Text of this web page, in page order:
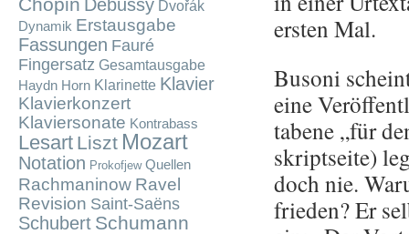
ers­ten Mal.
Bu­so­ni
eine
ta­be­ne „für
skript­sei­te)
doch nie.
frie­den? Er
Debussy Dvořák
Dynamik Erstausgabe
Fassungen Fauré
Fingersatz Gesamtausgabe
Haydn Horn Klarinette Klavier
Klavierkonzert
Klaviersonate Kontrabass
Lesart Liszt Mozart
Notation Prokofjew Quellen
Rachmaninow Ravel
Revision Saint-Saëns
Schubert Schumann